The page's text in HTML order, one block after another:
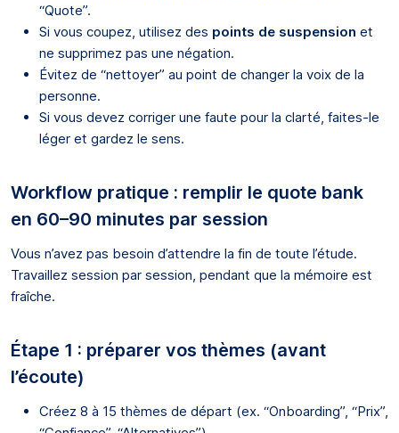
“Quote”.
Si vous coupez, utilisez des points de suspension et
ne supprimez pas une négation.
Évitez de “nettoyer” au point de changer la voix de la
personne.
Si vous devez corriger une faute pour la clarté, faites-le
léger et gardez le sens.
Workflow pratique : remplir le quote bank
en 60–90 minutes par session
Vous n’avez pas besoin d’attendre la fin de toute l’étude.
Travaillez session par session, pendant que la mémoire est
fraîche.
Étape 1 : préparer vos thèmes (avant
l’écoute)
Créez 8 à 15 thèmes de départ (ex. “Onboarding”, “Prix”,